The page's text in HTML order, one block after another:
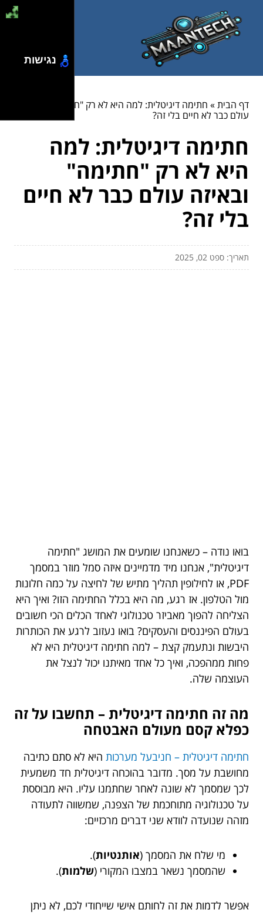
דף הבית» חתימה דיגיטלית: למה היא לא רק "חתימה" ובאיזה
עולם כבר לא חיים בלי זה?
חתימה דיגיטלית: למה
היא לא רק "חתימה"
ובאיזה עולם כבר לא חיים
בלי זה?
תאריך: ספט 02, 2025
בואו נודה – כשאנחנו שומעים את המושג "חתימה
דיגיטלית", אנחנו מיד מדמיינים איזה סמל מוזר במסמך
PDF, או לחילופין תהליך מתיש של לחיצה על כמה חלונות
מול הטלפון. אז רגע, מה היא בכלל החתימה הזו? ואיך היא
הצליחה להפוך מאביזר טכנולוגי לאחד הכלים הכי חשובים
בעולם הפיננסים והעסקים? בואו נעזוב לרגע את הכותרות
היבשות ונתעמק קצת – למה חתימה דיגיטלית היא לא
פחות ממהפכה, ואיך כל אחד מאיתנו יכול לנצל את
העוצמה שלה.
מה זה חתימה דיגיטלית – תחשבו על זה
כפלא קסם מעולם האבטחה
חתימה דיגיטלית – חניבעל מערכות היא לא סתם כתיבה
מחושבת על מסך. מדובר בהוכחה דיגיטלית חד משמעית
לכך שמסמך לא שונה לאחר שחתמנו עליו. היא מבוססת
על טכנולוגיה מתוחכמת של הצפנה, שמשווה לתעודה
מזהה שנועדה לוודא שני דברים מרכזיים:
מי שלח את המסמך (אותנטיות).
שהמסמך נשאר במצבו המקורי (שלמות).
אפשר לדמות את זה לחותם אישי שייחודי לכם, לא ניתן
נגישות